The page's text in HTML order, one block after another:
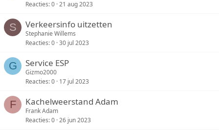
Reacties 0 21 aug 2023
S Verkeersinfo uitzetten
Stephanie Willems
Reacties 0 30 jul 2023
G Service ESP
Gizmo2000
Reacties 0 17 jul 2023
F Kachelweerstand Adam
Frank Adam
Reacties 0 26 jun 2023